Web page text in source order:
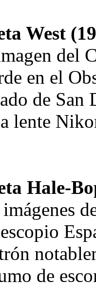
West
del
en el
de San
lente
Hale-
imágenes
de